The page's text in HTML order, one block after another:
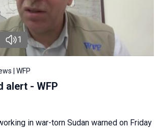
1
| WFP
alert - WFP
in war-torn Sudan warned on Friday